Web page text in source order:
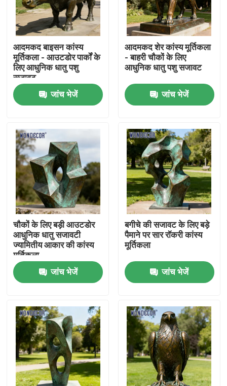
होम
उत्पाद
हमारे बारे में
फैक्टरी यात्रा
गुणवत्ता नियंत्रण
हमसे संपर्क करें
जाली धातु की मूर्ति
कांस्य मूर्तियाँ मूर्तिकला
आदमकद बाइसन कांस्य
मूर्तिकला - आउटडोर पार्कों के
लिए आधुनिक धातु पशु
सजावट
जांच भेजें
आदमकद शेर कांस्य मूर्तिकला
- बाहरी चौकों के लिए
आधुनिक धातु पशु सजावट
जांच भेजें
चौकों के लिए बड़ी आउटडोर
आधुनिक धातु सजावटी
ज्यामितीय आकार की कांस्य
मूर्तिकला
जांच भेजें
बगीचे की सजावट के लिए बड़े
पैमाने पर सार रॉकरी कांस्य
मूर्तिकला
जांच भेजें